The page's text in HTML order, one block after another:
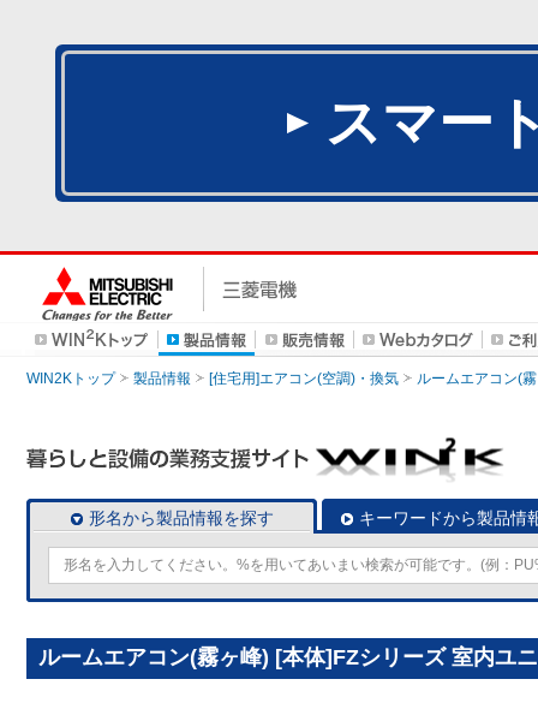
スマー
WIN2Kトップ 製品情報 [住宅用]エアコン(空調)・換気 ルームエアコン(
形名から製品情報を探す キーワードから製品情
ルームエアコン(霧ヶ峰) [本体]FZシリーズ 室内ユ